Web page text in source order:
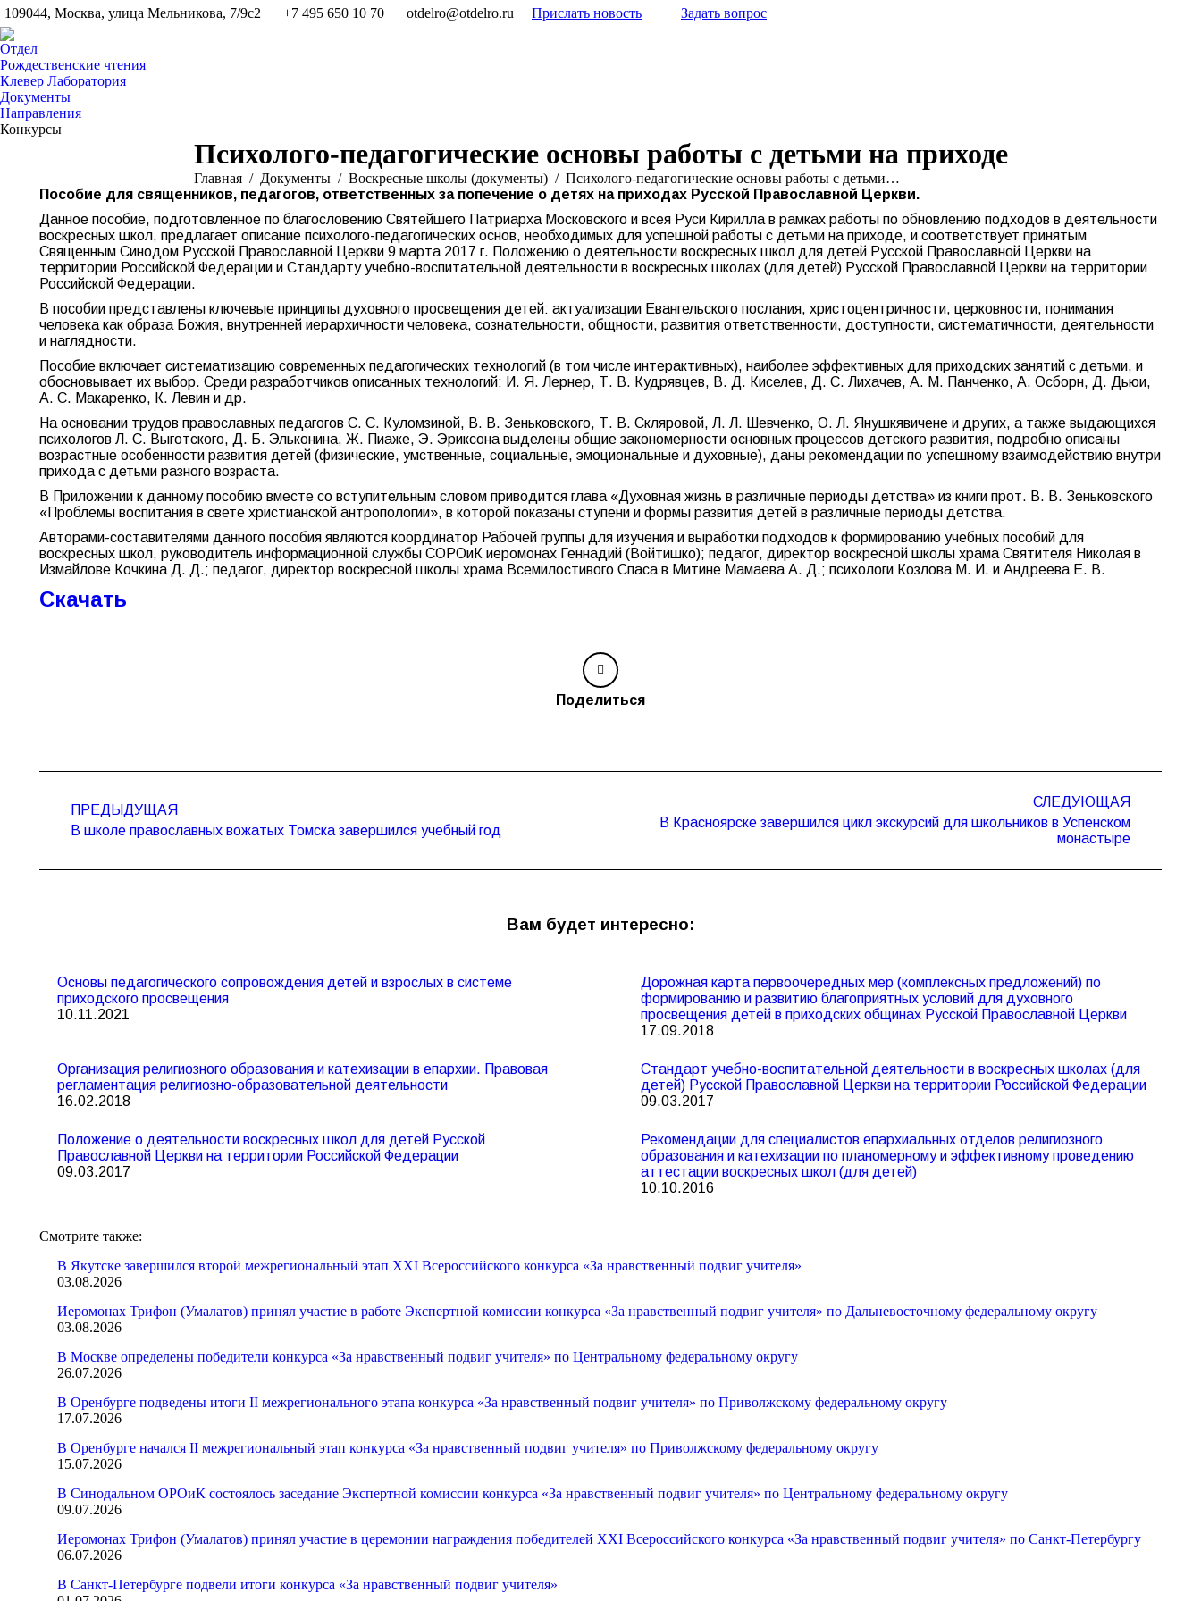
109044, Москва, улица Мельникова, 7/9с2 +7 495 650 10 70 otdelro@otdelro.ru Прислать новость Задать вопрос
Отдел
Рождественские чтения
Клевер Лаборатория
Документы
Направления
Конкурсы
Психолого-педагогические основы работы с детьми на приходе
Вы здесь:
Главная Документы Воскресные школы (документы)
Психолого-педагогические основы работы с детьми…
Пособие для священников, педагогов, ответственных за попечение о детях на приходах Русской Православной Церкви.
Данное пособие, подготовленное по благословению Святейшего Патриарха Московского и всея Руси Кирилла в рамках работы по обновлению подходов в деятельности
воскресных школ, предлагает описание психолого-педагогических основ, необходимых для успешной работы с детьми на приходе, и соответствует принятым
Священным Синодом Русской Православной Церкви 9 марта 2017 г. Положению о деятельности воскресных школ для детей Русской Православной Церкви на
территории Российской Федерации и Стандарту учебно-воспитательной деятельности в воскресных школах (для детей) Русской Православной Церкви на территории
Российской Федерации.
В пособии представлены ключевые принципы духовного просвещения детей: актуализации Евангельского послания, христоцентричности, церковности, понимания
человека как образа Божия, внутренней иерархичности человека, сознательности, общности, развития ответственности, доступности, систематичности, деятельности
и наглядности.
Пособие включает систематизацию современных педагогических технологий (в том числе интерактивных), наиболее эффективных для приходских занятий с детьми, и
обосновывает их выбор. Среди разработчиков описанных технологий: И. Я. Лернер, Т. В. Кудрявцев, В. Д. Киселев, Д. С. Лихачев, А. М. Панченко, А. Осборн, Д. Дьюи,
А. С. Макаренко, К. Левин и др.
На основании трудов православных педагогов С. С. Куломзиной, В. В. Зеньковского, Т. В. Скляровой, Л. Л. Шевченко, О. Л. Янушкявичене и других, а также выдающихся
психологов Л. С. Выготского, Д. Б. Эльконина, Ж. Пиаже, Э. Эриксона выделены общие закономерности основных процессов детского развития, подробно описаны
возрастные особенности развития детей (физические, умственные, социальные, эмоциональные и духовные), даны рекомендации по успешному взаимодействию внутри
прихода с детьми разного возраста.
В Приложении к данному пособию вместе со вступительным словом приводится глава «Духовная жизнь в различные периоды детства» из книги прот. В. В. Зеньковского
«Проблемы воспитания в свете христианской антропологии», в которой показаны ступени и формы развития детей в различные периоды детства.
Авторами-составителями данного пособия являются координатор Рабочей группы для изучения и выработки подходов к формированию учебных пособий для
воскресных школ, руководитель информационной службы СОРОиК иеромонах Геннадий (Войтишко); педагог, директор воскресной школы храма Святителя Николая в
Измайлове Кочкина Д. Д.; педагог, директор воскресной школы храма Всемилостивого Спаса в Митине Мамаева А. Д.; психологи Козлова М. И. и Андреева Е. В.
Скачать
Поделиться
записям
ПРЕДЫДУЩАЯ
Предыдущая
В школе православных вожатых Томска завершился учебный год
СЛЕДУЮЩАЯ
Следующая
В Красноярске завершился цикл экскурсий для школьников в Успенском
монастыре
Вам будет интересно:
Основы педагогического сопровождения детей и взрослых в системе
приходского просвещения
10.11.2021
Дорожная карта первоочередных мер (комплексных предложений) по
формированию и развитию благоприятных условий для духовного
просвещения детей в приходских общинах Русской Православной Церкви
17.09.2018
Организация религиозного образования и катехизации в епархии. Правовая
регламентация религиозно-образовательной деятельности
16.02.2018
Стандарт учебно-воспитательной деятельности в воскресных школах (для
детей) Русской Православной Церкви на территории Российской Федерации
09.03.2017
Положение о деятельности воскресных школ для детей Русской
Православной Церкви на территории Российской Федерации
09.03.2017
Рекомендации для специалистов епархиальных отделов религиозного
образования и катехизации по планомерному и эффективному проведению
аттестации воскресных школ (для детей)
10.10.2016
Смотрите также:
В Якутске завершился второй межрегиональный этап XXI Всероссийского конкурса «За нравственный подвиг учителя»
03.08.2026
Иеромонах Трифон (Умалатов) принял участие в работе Экспертной комиссии конкурса «За нравственный подвиг учителя» по Дальневосточному федеральному округу
03.08.2026
В Москве определены победители конкурса «За нравственный подвиг учителя» по Центральному федеральному округу
26.07.2026
В Оренбурге подведены итоги II межрегионального этапа конкурса «За нравственный подвиг учителя» по Приволжскому федеральному округу
17.07.2026
В Оренбурге начался II межрегиональный этап конкурса «За нравственный подвиг учителя» по Приволжскому федеральному округу
15.07.2026
В Синодальном ОРОиК состоялось заседание Экспертной комиссии конкурса «За нравственный подвиг учителя» по Центральному федеральному округу
09.07.2026
Иеромонах Трифон (Умалатов) принял участие в церемонии награждения победителей XXI Всероссийского конкурса «За нравственный подвиг учителя» по Санкт-Петербургу
06.07.2026
В Санкт-Петербурге подвели итоги конкурса «За нравственный подвиг учителя»